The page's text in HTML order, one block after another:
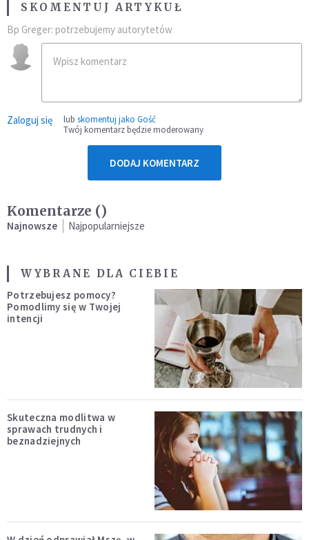
SKOMENTUJ ARTYKUŁ
Bp Greger: potrzebujemy autorytetów
Zaloguj się lub skomentuj jako Gość
Twój komentarz będzie moderowany
DODAJ KOMENTARZ
Komentarze ()
Najnowsze Najpopularniejsze
WYBRANE DLA CIEBIE
Potrzebujesz pomocy?
Pomodlimy się w Twojej
intencji
Skuteczna modlitwa w
sprawach trudnych i
beznadziejnych